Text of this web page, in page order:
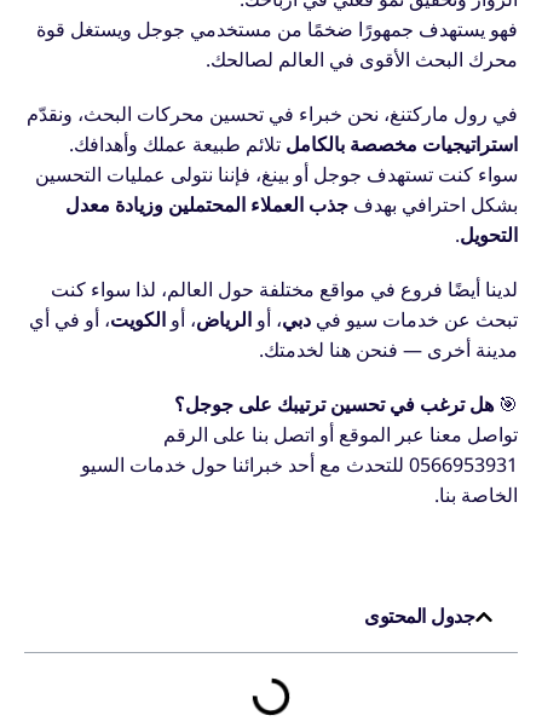
فهو يستهدف جمهورًا ضخمًا من مستخدمي جوجل ويستغل قوة
محرك البحث الأقوى في العالم لصالحك.
في رول ماركتنغ، نحن خبراء في تحسين محركات البحث، ونقدّم
استراتيجيات مخصصة بالكامل تلائم طبيعة عملك وأهدافك.
سواء كنت تستهدف جوجل أو بينغ، فإننا نتولى عمليات التحسين
بشكل احترافي بهدف جذب العملاء المحتملين وزيادة معدل
التحويل.
لدينا أيضًا فروع في مواقع مختلفة حول العالم، لذا سواء كنت
تبحث عن خدمات سيو في دبي، أو الرياض، أو الكويت، أو في أي
مدينة أخرى — فنحن هنا لخدمتك.
🎯 هل ترغب في تحسين ترتيبك على جوجل؟
تواصل معنا عبر الموقع أو اتصل بنا على الرقم
0566953931 للتحدث مع أحد خبرائنا حول خدمات السيو
الخاصة بنا.
جدول المحتوى